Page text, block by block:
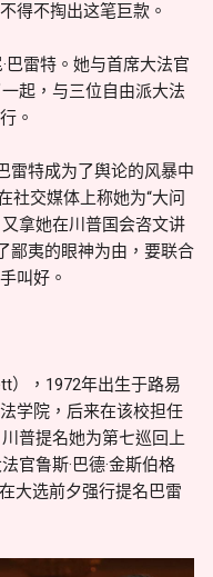
得不掏出这笔巨款。
巴雷特。她与首席大法官
起，与三位自由派大法
。
雷特成为了舆论的风暴中
社交媒体上称她为“大问
拿她在川普国会咨文讲
鄙夷的眼神为由，要联合
叫好。
），1972年出生于路易
学院，后来在该校担任
普提名她为第七巡回上
官鲁斯·巴德·金斯伯格
大选前夕强行提名巴雷